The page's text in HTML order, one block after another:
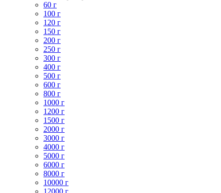
60 г
100 г
120 г
150 г
200 г
250 г
300 г
400 г
500 г
600 г
800 г
1000 г
1200 г
1500 г
2000 г
3000 г
4000 г
5000 г
6000 г
8000 г
10000 г
12000 г